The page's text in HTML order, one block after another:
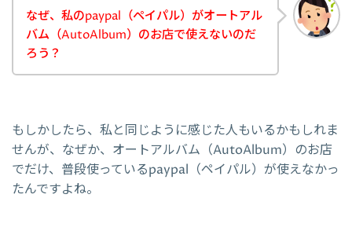
なぜ、私のpaypal（ペイパル）がオートアル
バム（AutoAlbum）のお店で使えないのだ
ろう？
もしかしたら、私と同じように感じた人もいるかもしれま
せんが、なぜか、オートアルバム（AutoAlbum）のお店
でだけ、普段使っているpaypal（ペイパル）が使えなかっ
たんですよね。